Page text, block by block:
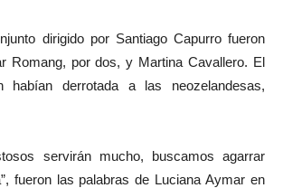
dirigido por Santiago Capurro fueron
Romang, por dos, y Martina Cavallero. El
habían derrotada a las neozelandesas,
servirán mucho, buscamos agarrar
fueron las palabras de Luciana Aymar en